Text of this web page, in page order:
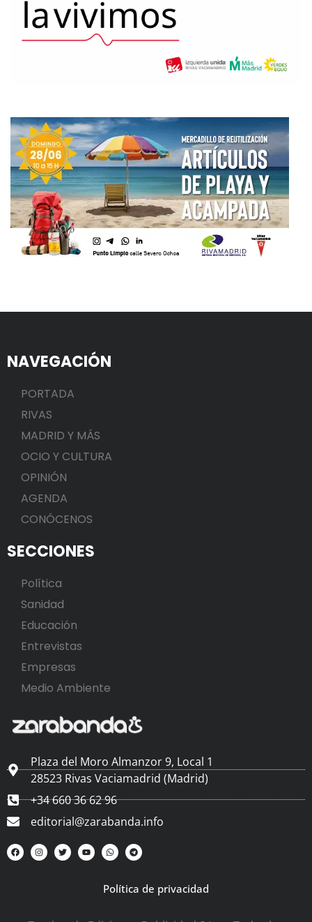
NAVEGACIÓN
PORTADA
RIVAS
MADRID Y MÁS
OCIO Y CULTURA
OPINIÓN
AGENDA
CONÓCENOS
SECCIONES
Política
Sanidad
Educación
Entrevistas
Empresas
Medio Ambiente
Plaza del Moro Almanzor 9, Local 1
28523 Rivas Vaciamadrid (Madrid)
+34 660 36 62 96
editorial@zarabanda.info
Política de privacidad